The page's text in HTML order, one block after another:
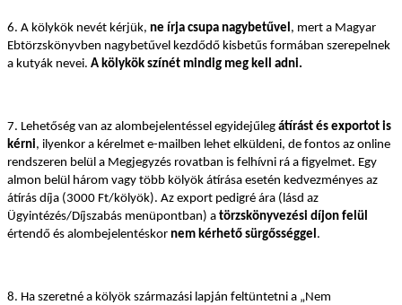
6. A kölykök nevét kérjük, ne írja csupa nagybetűvel , mert a Magyar
Ebtörzskönyvben nagybetűvel kezdődő kisbetűs formában szerepelnek
a kutyák nevei. A kölykök színét mindig meg kell adni.
7. Lehetőség van az alombejelentéssel egyidejűleg átírást és exportot is
kérni, ilyenkor a kérelmet e-mailben lehet elküldeni, de fontos az online
rendszeren belül a Megjegyzés rovatban is felhívni rá a figyelmet. Egy
almon belül három vagy több kölyök átírása esetén kedvezményes az
átírás díja (3000 Ft/kölyök). Az export pedigré ára (lásd az
Ügyintézés/Díjszabás menüpontban) a törzskönyvezési díjon felül
értendő és alombejelentéskor nem kérhető sürgősséggel .
8. Ha szeretné a kölyök származási lapján feltüntetni a „Nem